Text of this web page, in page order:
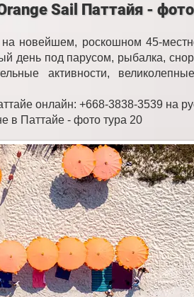
Sail Паттайя -
новейшем, роскошном 45-
день под парусом, рыбалка,
активности,
онлайн: +668-3838-3539 на
в Паттайе - фото тура 20